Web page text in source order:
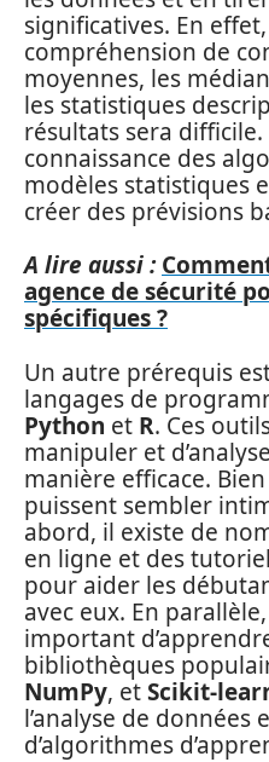
significatives. En
compréhension de
moyennes, les
les statistiques
résultats sera difficile.
connaissance des
modèles statistiques
créer des prévisions
A lire aussi :
agence de sécurité
spécifiques ?
Un autre prérequis
langages de
Python et R. Ces
manipuler et
manière efficace.
puissent sembler
abord, il existe de
en ligne et des
pour aider les
avec eux. En
important
bibliothèques
NumPy, etScikit-
l’analyse de données
d’algorithmes